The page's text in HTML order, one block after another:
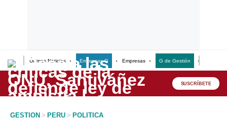
Últimas Noticias Empresas G Empresas G de Gestión
Lo último
Peru Quiosco SUSCRÍBETE
GESTION > PERU > POLITICA